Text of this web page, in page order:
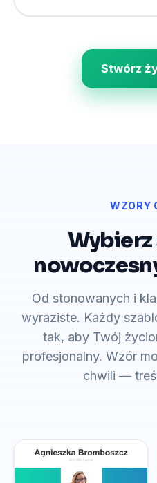
Stwórz
WZORY
Od stonowanych i
wyraziste. Każdy
tak, aby Twój
profesjonalny. Wzór
chwili —
Top